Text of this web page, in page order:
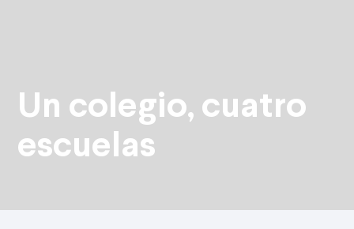
Un colegio, cuatro
escuelas